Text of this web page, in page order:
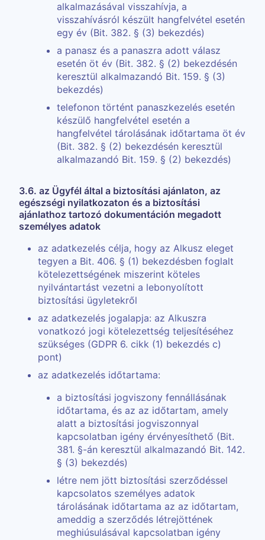
alkalmazásával visszahívja, a
visszahívásról készült hangfelvétel esetén
egy év (Bit. 382. § (3) bekezdés)
a panasz és a panaszra adott válasz
esetén öt év (Bit. 382. § (2) bekezdésén
keresztül alkalmazandó Bit. 159. § (3)
bekezdés)
telefonon történt panaszkezelés esetén
készülő hangfelvétel esetén a
hangfelvétel tárolásának időtartama öt év
(Bit. 382. § (2) bekezdésén keresztül
alkalmazandó Bit. 159. § (2) bekezdés)
3.6. az Ügyfél által a biztosítási ajánlaton, az
egészségi nyilatkozaton és a biztosítási
ajánlathoz tartozó dokumentáción megadott
személyes adatok
az adatkezelés célja, hogy az Alkusz eleget
tegyen a Bit. 406. § (1) bekezdésben foglalt
kötelezettségének miszerint köteles
nyilvántartást vezetni a lebonyolított
biztosítási ügyletekről
az adatkezelés jogalapja: az Alkuszra
vonatkozó jogi kötelezettség teljesítéséhez
szükséges (GDPR 6. cikk (1) bekezdés c)
pont)
az adatkezelés időtartama:
a biztosítási jogviszony fennállásának
időtartama, és az az időtartam, amely
alatt a biztosítási jogviszonnyal
kapcsolatban igény érvényesíthető (Bit.
381. §-án keresztül alkalmazandó Bit. 142.
§ (3) bekezdés)
létre nem jött biztosítási szerződéssel
kapcsolatos személyes adatok
tárolásának időtartama az az időtartam,
ameddig a szerződés létrejöttének
meghiúsulásával kapcsolatban igény